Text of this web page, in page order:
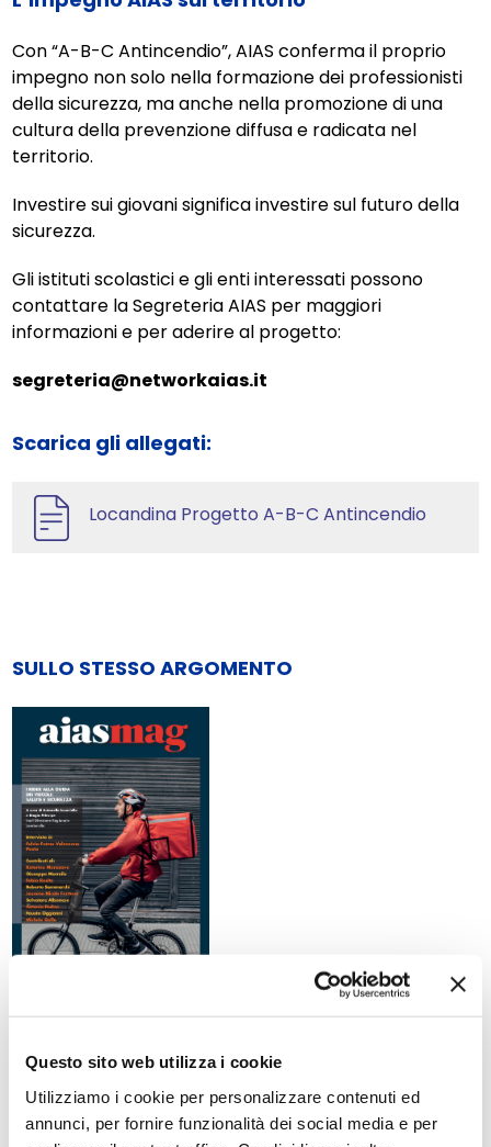
Questo sito web utilizza i cookie
Utilizziamo i cookie per personalizzare contenuti ed
annunci, per fornire funzionalità dei social media e per
Con “A-B-C Antincendio”, AIAS conferma il proprio
impegno non solo nella formazione dei professionisti
della sicurezza, ma anche nella promozione di una
cultura della prevenzione diffusa e radicata nel
territorio.
Investire sui giovani significa investire sul futuro della
sicurezza.
Gli istituti scolastici e gli enti interessati possono
contattare la Segreteria AIAS per maggiori
informazioni e per aderire al progetto:
segreteria@networkaias.it
Scarica gli allegati:
Locandina Progetto A-B-C Antincendio
SULLO STESSO ARGOMENTO
AIASMAG N. 41
CHIMICO
SOSTENIBILITA' ECONOMICA, SOCIALE, AMBIENTALE,
CULTURALE